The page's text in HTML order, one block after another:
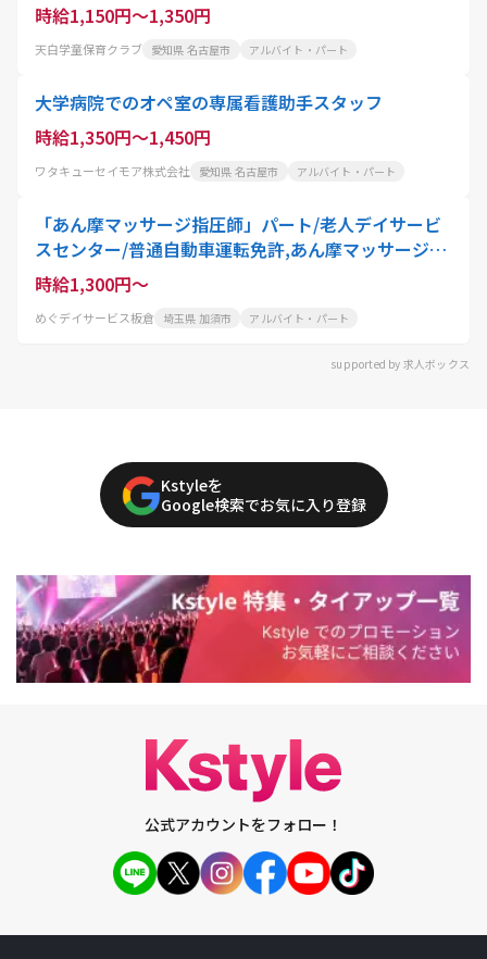
時給1,150円～1,350円
天白学童保育クラブ 愛知県 名古屋市 アルバイト・パート
大学病院でのオペ室の専属看護助手スタッフ
時給1,350円～1,450円
ワタキューセイモア株式会社 愛知県 名古屋市 アルバイト・パート
「あん摩マッサージ指圧師」パート/老人デイサービ
スセンター/普通自動車運転免許,あん摩マッサージ指
圧師
時給1,300円～
めぐデイサービス板倉 埼玉県 加須市 アルバイト・パート
supported by 求人ボックス
Kstyleを
Google検索でお気に入り登録
公式アカウントをフォロー！